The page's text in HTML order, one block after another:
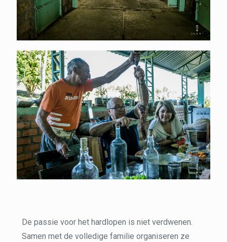
De passie voor het hardlopen is niet verdwenen.
Samen met de volledige familie organiseren ze